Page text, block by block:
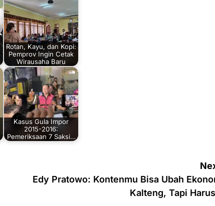
Rotan, Kayu, dan Kopi:
Pemprov Ingin Cetak
Wirausaha Baru
Kasus Gula Impor
2015-2016:
Pemeriksaan 7 Saksi…
Edy Pratowo: Kontenmu Bisa Ubah
Kalteng, Tapi